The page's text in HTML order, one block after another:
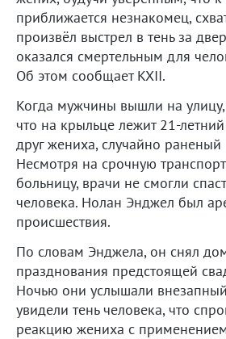
приближается незнакомец,
произвёл выстрел в тень за
оказался смертельным для
Об этом сообщает KXII.
Когда мужчины вышли на
что на крыльце лежит 21-
друг жениха, случайно раненый
Несмотря на срочную
больницу, врачи не смогли
человека. Нолан Энджел был
происшествия.
По словам Энджела, он снял
празднования предстоящей
Ночью они услышали внезапный
увидели тень человека, что
реакцию жениха с